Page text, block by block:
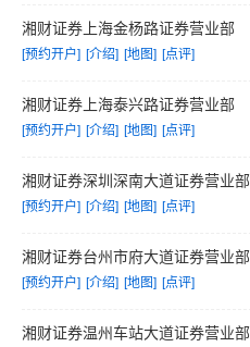
湘财证券上海金杨路证券营业部
[预约开户] [介绍] [地图] [点评]
湘财证券上海泰兴路证券营业部
[预约开户] [介绍] [地图] [点评]
湘财证券深圳深南大道证券营业部
[预约开户] [介绍] [地图] [点评]
湘财证券台州市府大道证券营业部
[预约开户] [介绍] [地图] [点评]
湘财证券温州车站大道证券营业部